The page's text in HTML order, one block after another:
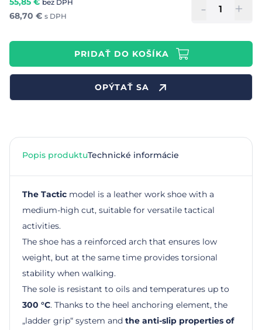
bez DPH
68,70 € s DPH - +
PRIDAŤ DO KOŠÍKA
OPÝTAŤ SA
Popis produktuTechnické informácie
The Tactic model is a leather work shoe with a
medium-high cut, suitable for versatile tactical
activities.
The shoe has a reinforced arch that ensures low
weight, but at the same time provides torsional
stability when walking.
The sole is resistant to oils and temperatures up to
300 °C. Thanks to the heel anchoring element, the
„ladder grip“ system and the anti-slip properties of